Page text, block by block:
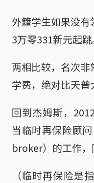
外籍学生如果没
3万零331新元起跳
两相比较，名次
学费，绝对比天普
回到杰姆斯，
当临时再保险顾
broker）的工作，
（临时再保险是